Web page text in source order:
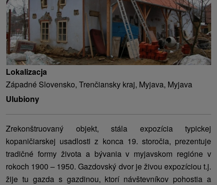
Lokalizacja
Západné Slovensko, Trenčiansky kraj, Myjava, Myjava
Ulubiony
Zrekonštruovaný objekt, stála expozícia typickej
kopaničiarskej usadlosti z konca 19. storočia, prezentuje
tradičné formy života a bývania v myjavskom regióne v
rokoch 1900 – 1950. Gazdovský dvor je živou expozíciou t.j.
žije tu gazda s gazdinou, ktorí návštevníkov pohostia a